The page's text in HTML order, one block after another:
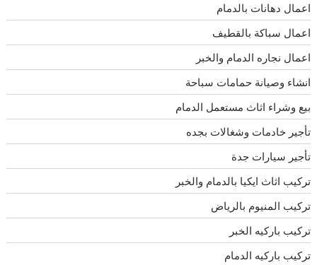
اعمال دهانات بالدمام
اعمال سباكة بالقطيف
اعمال نجاره الدمام والخبر
انشاء وصيانة حمامات سباحة
بيع وشراء اثاث مستعمل الدمام
تأجير خادمات وشغالات بجده
تأجير سيارات جدة
تركيب اثاث ايكيا بالدمام والخبر
تركيب المنيوم بالرياض
تركيب باركيه الخبر
تركيب باركيه الدمام